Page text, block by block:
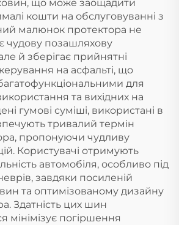
що може заощадити
кошти на обслуговуванні з
малюнок протектора не
чудову позашляхову
й зберігає прийнятні
на асфальті, що
для
та вихідних на
гумові суміші, використані в
тривалий термін
пропонуючи чудливу
Користувачі отримують
автомобіля, особливо під
завдяки посиленій
та оптимізованому дизайну
Здатність цих шин
мінімізує погіршення